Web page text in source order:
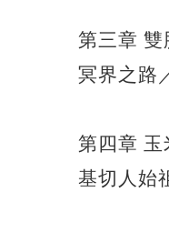
第三章
冥界之路
第四章
基切人始